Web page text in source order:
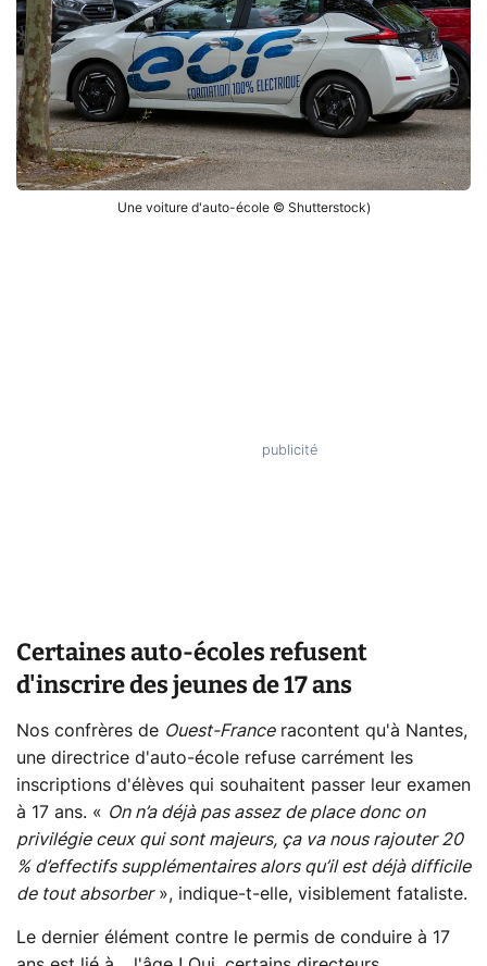
Une voiture d'auto-école © Shutterstock)
Certaines auto-écoles refusent
d'inscrire des jeunes de 17 ans
Nos confrères de Ouest-Franceracontent qu'à Nantes,
une directrice d'auto-école refuse carrément les
inscriptions d'élèves qui souhaitent passer leur examen
à 17 ans. « On n’a déjà pas assez de place donc on
privilégie ceux qui sont majeurs, ça va nous rajouter 20
% d’effectifs supplémentaires alors qu’il est déjà difficile
de tout absorber», indique-t-elle, visiblement fataliste.
Le dernier élément contre le permis de conduire à 17